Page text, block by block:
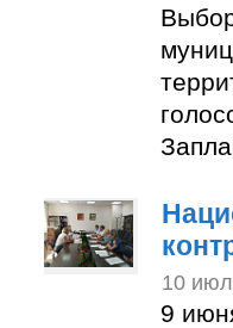
10
9